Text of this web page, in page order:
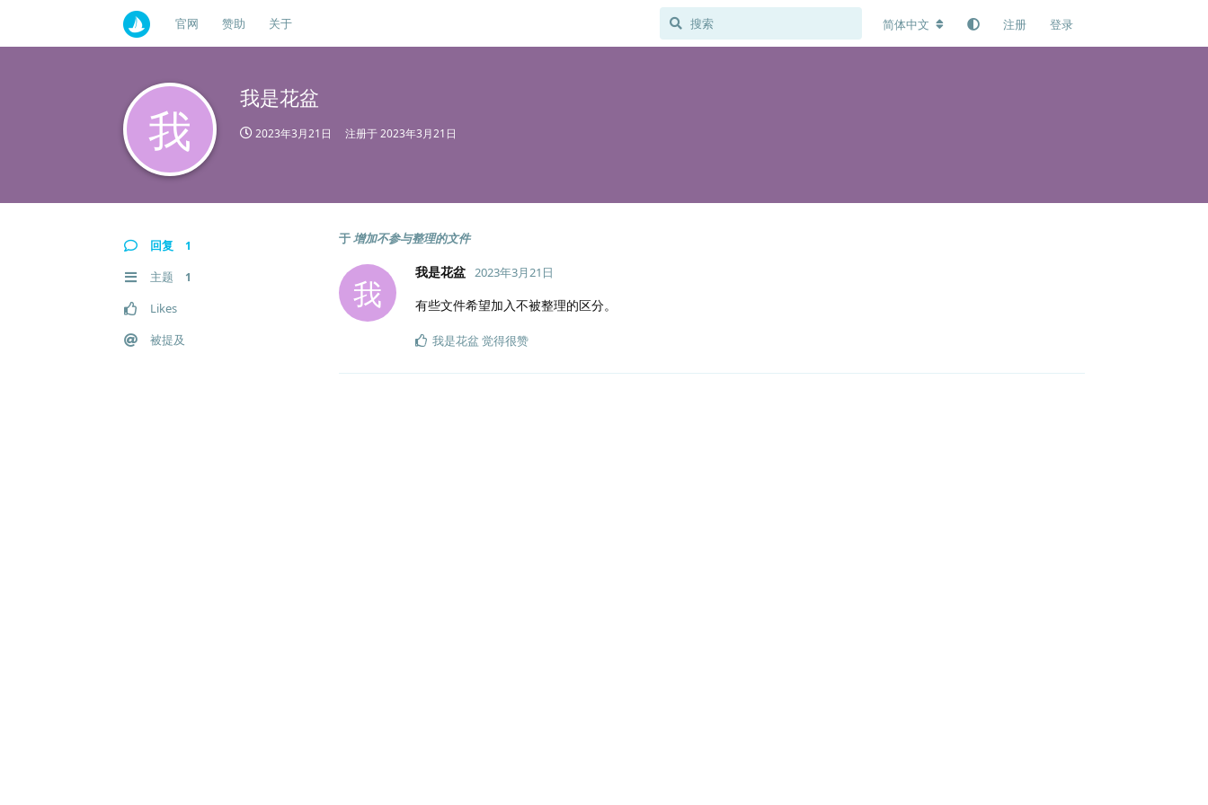
官网 赞助 关于 简体中文 注册 登录
我
我是花盆
2023年3月21日 注册于2023年3月21日
回复 1
主题 1
Likes
被提及
于增加不参与整理的文件
我
我是花盆 2023年3月21日
有些文件希望加入不被整理的区分。
我是花盆 觉得很赞